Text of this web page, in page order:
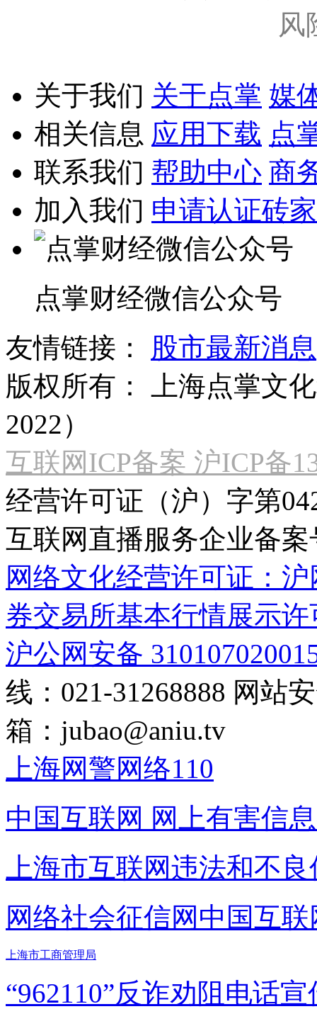
风
关于我们 关于点掌 媒
相关信息 应用下载 点
联系我们 帮助中心 商
加入我们 申请认证砖家
点掌财经微信公众号
友情链接：
股市最新消息
版权所有：
上海点掌文
2022）
互联网ICP备案 沪ICP备
经营许可证（沪）字第
互联网直播服务企业备案
网络文化经营许可证：
券交易所基本行情展示许
沪公网安备
线：021-31268888 网站
箱： jubao@aniu.tv
上海网警网络110
中国互联网 网上有害信
上海市互联网违法和不
网络社会征信网 中国互
上海市工商管理局
“962110”反诈劝阻电话宣